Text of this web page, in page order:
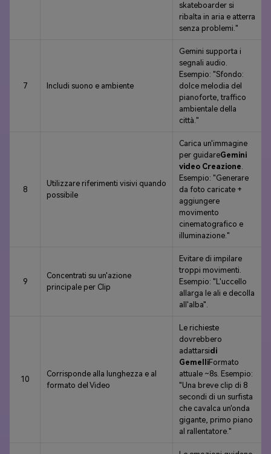
skateboarder si
ribalta in aria e atterra
senza problemi."
7 Includi suono e ambiente
Gemini supporta i
segnali audio.
Esempio: "Sfondo:
dolce melodia del
pianoforte, traffico
ambientale della
città."
8
Utilizzare riferimenti visivi quando
possibile
Carica un'immagine
per guidareGemini
video Creazione.
Esempio: "Generare
da foto caricate +
aggiungere
movimento
cinematografico e
illuminazione."
9
Concentrati su un'azione
principale per Clip
Evitare di impilare
troppi movimenti.
Esempio: "L'uccello
allarga le ali e decolla
all'alba".
10
Corrisponde alla lunghezza e al
formato del Video
Le richieste
dovrebbero
adattarsidi
GemelliFormato
attuale ~8s. Esempio:
"Una breve clip di 8
secondi di un surfista
che cavalca un'onda
gigante, primo piano
al rallentatore."